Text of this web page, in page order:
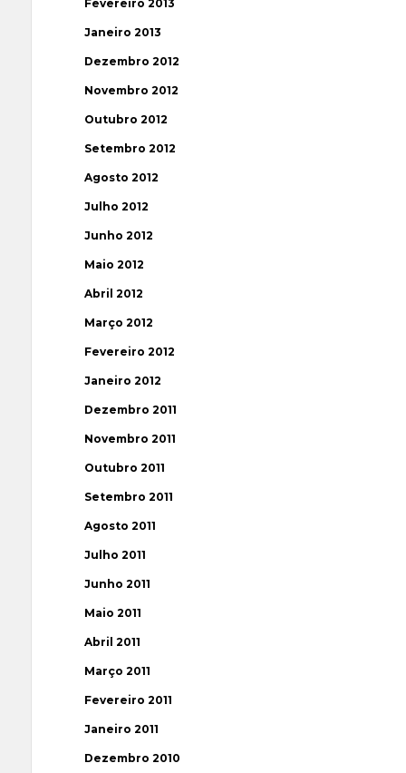
Fevereiro 2013
Janeiro 2013
Dezembro 2012
Novembro 2012
Outubro 2012
Setembro 2012
Agosto 2012
Julho 2012
Junho 2012
Maio 2012
Abril 2012
Março 2012
Fevereiro 2012
Janeiro 2012
Dezembro 2011
Novembro 2011
Outubro 2011
Setembro 2011
Agosto 2011
Julho 2011
Junho 2011
Maio 2011
Abril 2011
Março 2011
Fevereiro 2011
Janeiro 2011
Dezembro 2010